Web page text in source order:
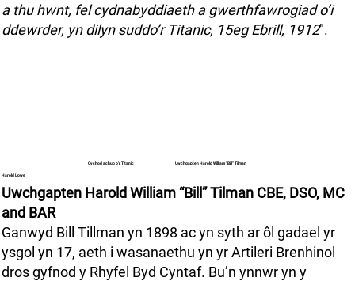
a thu hwnt, fel cydnabyddiaeth a gwerthfawrogiad o’i
ddewrder, yn dilyn suddo’r Titanic, 15eg Ebrill, 1912".
Harold Lowe
Cychod achub o'r Titanic Uwchgapten Harold William “Bill” Tilman
Uwchgapten Harold William “Bill” Tilman CBE, DSO, MC
and BAR
Ganwyd Bill Tillman yn 1898 ac yn syth ar ôl gadael yr
ysgol yn 17, aeth i wasanaethu yn yr Artileri Brenhinol
dros gyfnod y Rhyfel Byd Cyntaf. Bu’n ynnwr yn y